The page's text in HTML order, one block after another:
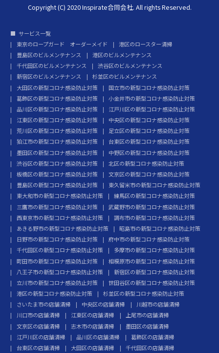
Copyright (C) 2020 Inspirate合同会社. All rights Reserved.
サービス一覧
東京のロープガード オーダーメイド
港区のロースター清掃
豊島区のビルメンテナンス
港区のビルメンテナンス
千代田区のビルメンテナンス
渋谷区のビルメンテナンス
新宿区のビルメンテナンス
杉並区のビルメンテナンス
大田区の新型コロナ感染防止対策
国立市の新型コロナ感染防止対策
葛飾区の新型コロナ感染防止対策
小金井市の新型コロナ感染防止対策
品川区の新型コロナ感染防止対策
江戸川区の新型コロナ感染防止対策
江東区の新型コロナ感染防止対策
中央区の新型コロナ感染防止対策
荒川区の新型コロナ感染防止対策
足立区の新型コロナ感染防止対策
狛江市の新型コロナ感染防止対策
台東区の新型コロナ感染防止対策
墨田区の新型コロナ感染防止対策
中野区の新型コロナ感染防止対策
渋谷区の新型コロナ感染防止対策
北区の新型コロナ感染防止対策
板橋区の新型コロナ感染防止対策
文京区の新型コロナ感染防止対策
豊島区の新型コロナ感染防止対策
東久留米市の新型コロナ感染防止対策
東大和市の新型コロナ感染防止対策
練馬区の新型コロナ感染防止対策
三鷹市の新型コロナ感染防止対策
武蔵野市の新型コロナ感染防止対策
西東京市の新型コロナ感染防止対策
調布市の新型コロナ感染防止対策
あきる野市の新型コロナ感染防止対策
昭島市の新型コロナ感染防止対策
日野市の新型コロナ感染防止対策
府中市の新型コロナ感染防止対策
千代田区の新型コロナ感染防止対策
多摩市の新型コロナ感染防止対策
町田市の新型コロナ感染防止対策
相模原市の新型コロナ感染防止対策
八王子市の新型コロナ感染防止対策
新宿区の新型コロナ感染防止対策
立川市の新型コロナ感染防止対策
世田谷区の新型コロナ感染防止対策
港区の新型コロナ感染防止対策
杉並区の新型コロナ感染防止対策
さいたま市の店舗清掃
中央区の店舗清掃
川越市の店舗清掃
川口市の店舗清掃
江東区の店舗清掃
上尾市の店舗清掃
文京区の店舗清掃
志木市の店舗清掃
墨田区の店舗清掃
江戸川区の店舗清掃
品川区の店舗清掃
葛飾区の店舗清掃
台東区の店舗清掃
大田区の店舗清掃
千代田区の店舗清掃